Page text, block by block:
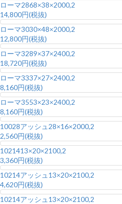
ローマ2868×38×2000,2
14,800円(税抜)
ローマ3030×48×2000,2
12,800円(税抜)
ローマ3289×37×2400,2
18,720円(税抜)
ローマ3337×27×2400,2
8,160円(税抜)
ローマ3553×23×2400,2
8,160円(税抜)
10028アッシュ 28×16×2000,2
2,560円(税抜)
1021413×20×2100,2
3,360円(税抜)
10214アッシュ 13×20×2100,2
4,620円(税抜)
10214アッシュ 13×20×2100,2